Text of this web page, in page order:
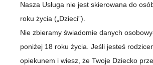
Nasza Usługa nie jest skierowana do
roku życia („Dzieci”).
Nie zbieramy świadomie danych
poniżej 18 roku życia. Jeśli jesteś
opiekunem i wiesz, że Twoje Dziecko